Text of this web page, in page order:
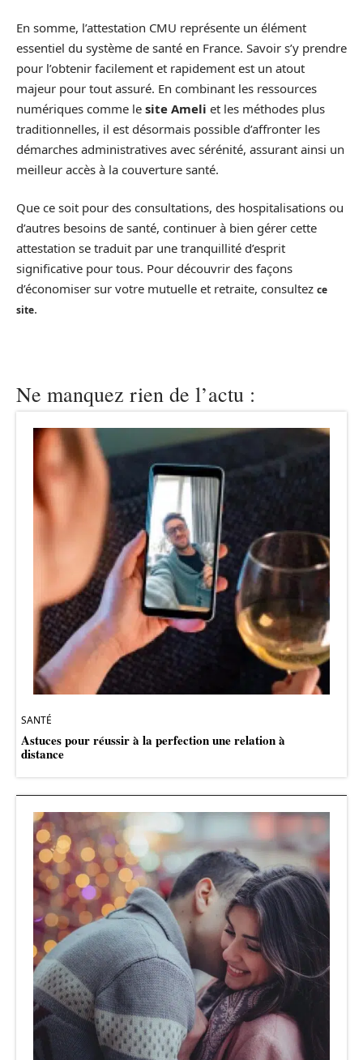
En somme, l’attestation CMU représente un élément
essentiel du système de santé en France. Savoir s’y prendre
pour l’obtenir facilement et rapidement est un atout
majeur pour tout assuré. En combinant les ressources
numériques comme le site Ameli et les méthodes plus
traditionnelles, il est désormais possible d’affronter les
démarches administratives avec sérénité, assurant ainsi un
meilleur accès à la couverture santé.
Que ce soit pour des consultations, des hospitalisations ou
d’autres besoins de santé, continuer à bien gérer cette
attestation se traduit par une tranquillité d’esprit
significative pour tous. Pour découvrir des façons
d’économiser sur votre mutuelle et retraite, consultez ce
site.
Ne manquez rien de l’actu :
SANTÉ
Astuces pour réussir à la perfection une relation à
distance